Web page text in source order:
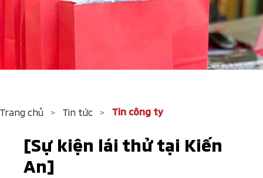
Trang chủ > Tin tức > Tin công ty
[Sự kiện lái thử tại Kiến
An]